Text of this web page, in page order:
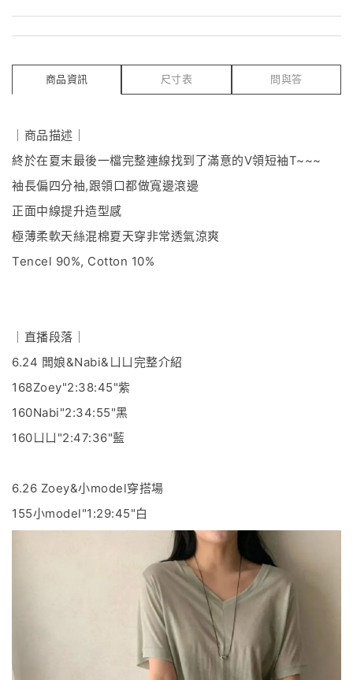
商品資訊 尺寸表 問與答
｜商品描述｜
終於在夏末最後一檔完整連線找到了滿意的V領短袖T~~~
袖長偏四分袖,跟領口都做寬邊滾邊
正面中線提升造型感
極薄柔軟天絲混棉夏天穿非常透氣涼爽
Tencel 90%, Cotton 10%
｜直播段落｜
6.24 闆娘&Nabi&ㄩㄩ完整介紹
168Zoey"2:38:45"紫
160Nabi"2:34:55"黑
160ㄩㄩ"2:47:36"藍
6.26 Zoey&小model穿搭場
155小model"1:29:45"白